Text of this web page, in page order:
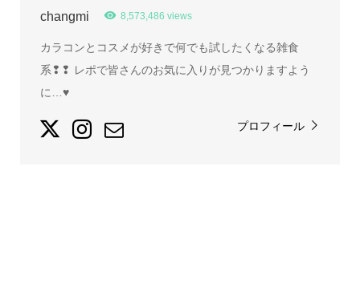
changmi 8,573,486 views
カラコンとコスメが好きで何でも試したくなる雑食
系❢❢ レポで皆さんのお気に入りが見つかりますよう
に…♥
プロフィール